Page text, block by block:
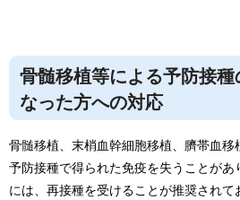
骨髄移植等による予防接
なった方への対応
骨髄移植、末梢血幹細胞移植、臍帯血移
予防接種で得られた免疫を失うことがあ
には、再接種を受けることが推奨され